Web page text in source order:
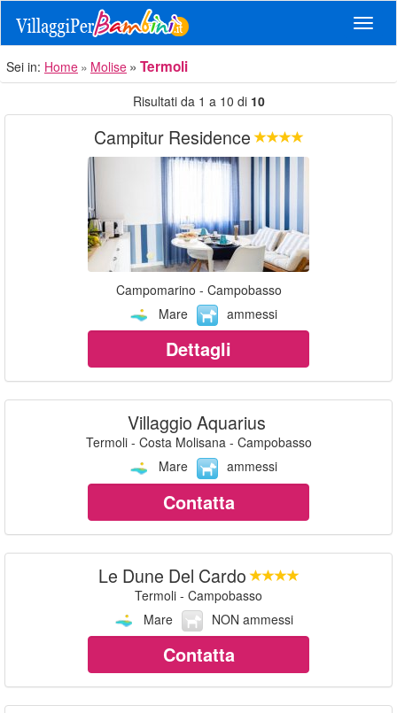
Sei in: Home Molise Termoli
Risultati da 1 a 10 di 10
Campitur Residence
Campomarino - Campobasso
Mare
ammessi
Dettagli
Villaggio Aquarius
Termoli - Costa Molisana - Campobasso
Mare
ammessi
Contatta
Le Dune Del Cardo
Termoli - Campobasso
Mare
NON ammessi
Contatta